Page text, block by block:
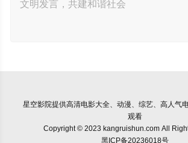
星空影院提供高清电影大全、动漫、综艺、高人气
观看
Copyright © 2023 kangruishun.com All
黑ICP备20236018号